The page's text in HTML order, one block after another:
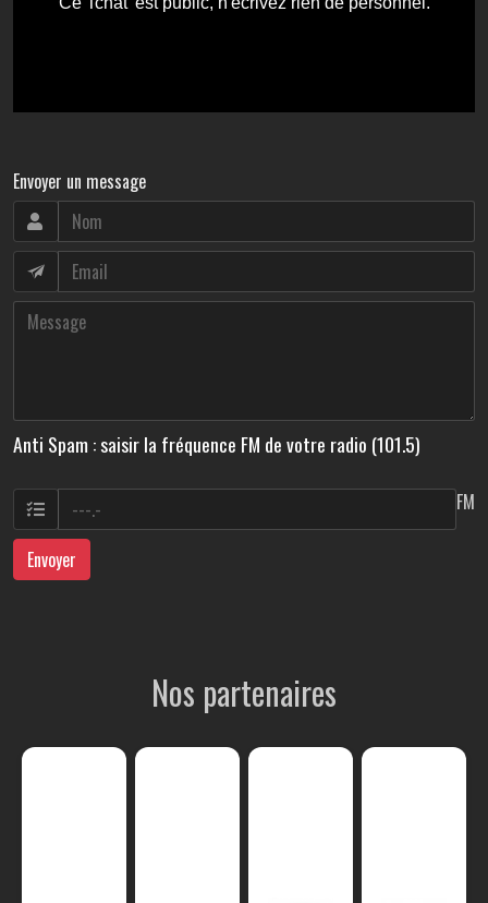
Envoyer un message
Anti Spam : saisir la fréquence FM de votre radio (101.5)
FM
Envoyer
Nos partenaires